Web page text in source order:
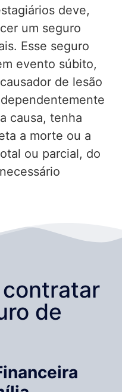
deve,
um seguro
Esse seguro
evento súbito,
de lesão
causa, tenha
a morte ou a
ou parcial, do
de